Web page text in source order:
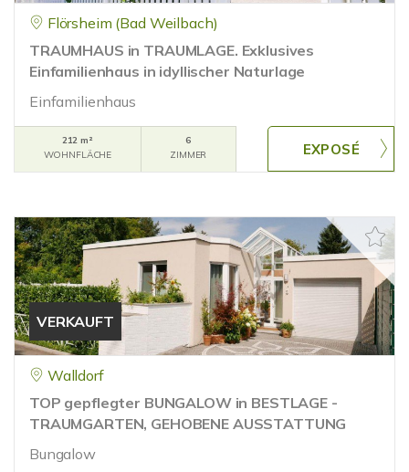
Flörsheim (Bad Weilbach)
TRAUMHAUS in TRAUMLAGE. Exklusives
Einfamilienhaus in idyllischer Naturlage
Einfamilienhaus
212 m²
WOHNFLÄCHE
6
ZIMMER
VERKAUFT
Walldorf
TOP gepflegter BUNGALOW in BESTLAGE -
TRAUMGARTEN, GEHOBENE AUSSTATTUNG
Bungalow